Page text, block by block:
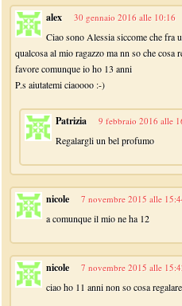
alex 30 gennaio 2016 alle 10:16
Ciao sono Alessia siccome che fra
qualcosa al mio ragazzo ma nn so che cosa
favore comunque io ho 13 anni
P.s aiutatemi ciaoooo :-)
Patrizia 9 febbraio 2016 alle
Regalargli un bel profumo
nicole 7 novembre 2015 alle
a comunque il mio ne ha 12
nicole 7 novembre 2015 alle
ciao ho 11 anni non so cosa